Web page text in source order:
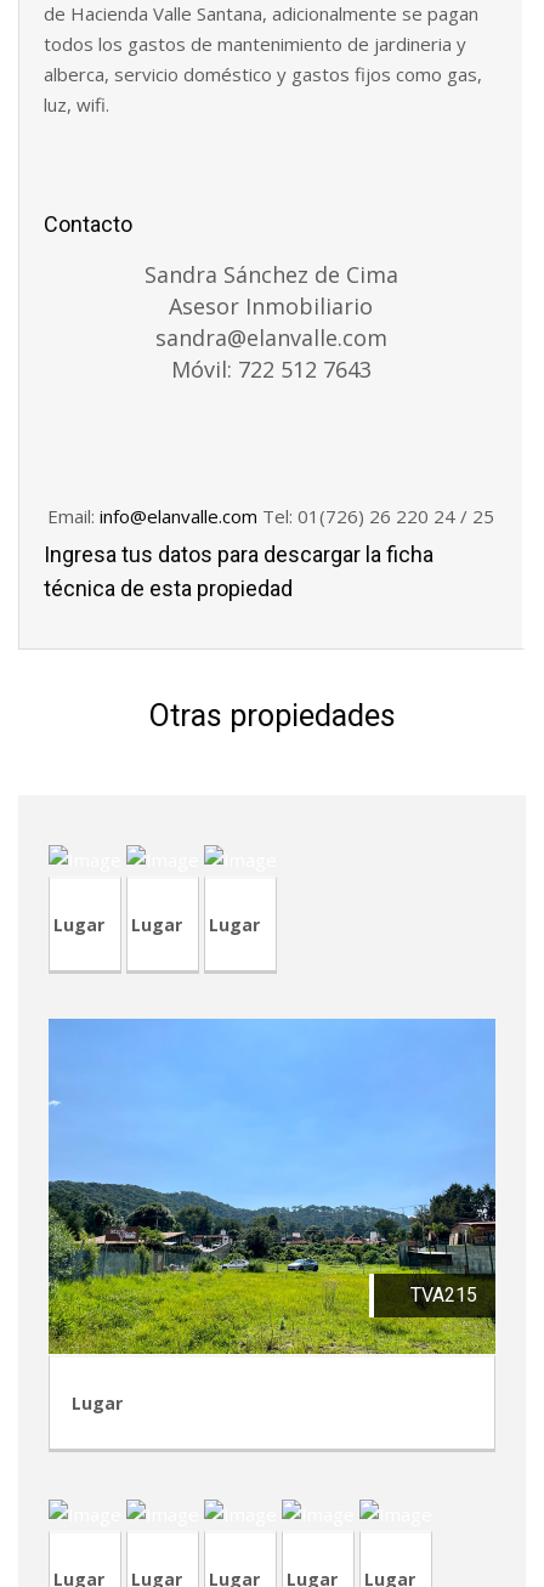
de Hacienda Valle Santana, adicionalmente se pagan
todos los gastos de mantenimiento de jardineria y
alberca, servicio doméstico y gastos fijos como gas,
luz, wifi.
Contacto
Sandra Sánchez de Cima
Asesor Inmobiliario
sandra@elanvalle.com
Móvil: 722 512 7643
Email: info@elanvalle.com Tel: 01(726) 26 220 24 / 25
Ingresa tus datos para descargar la ficha
técnica de esta propiedad
Otras propiedades
Lugar Lugar Lugar
TVA215
Lugar
Lugar Lugar Lugar Lugar Lugar